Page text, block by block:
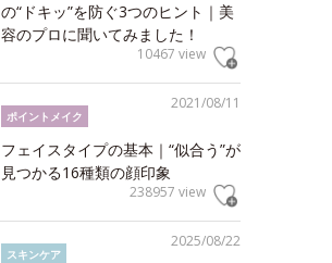
の“ドキッ”を防ぐ3つのヒント｜美
容のプロに聞いてみました！
10467 view
2021/08/11
ポイントメイク
フェイスタイプの基本｜“似合う”が
見つかる16種類の顔印象
238957 view
2025/08/22
スキンケア